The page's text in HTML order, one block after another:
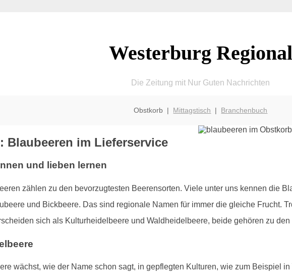
Westerburg Regional
Die Zeitung mit Nur Guten Nachrichten
Obstkorb | Mittagstisch | Branchenbuch
Blaubeeren im Lieferservice
und lieben lernen
zählen zu den bevorzugtesten Beerensorten. Viele unter uns kennen die
und Bickbeere. Das sind regionale Namen für immer die gleiche Frucht.
sich als Kulturheidelbeere und Waldheidelbeere, beide gehören zu
wächst, wie der Name schon sagt, in gepflegten Kulturen, wie zum Beispiel